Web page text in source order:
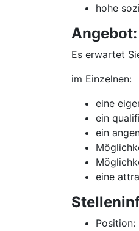
hohe
Angebot:
Es erwartet
im Einzelnen:
eine
ein
ein
eine